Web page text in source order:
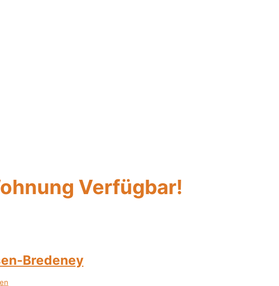
Verfügbar!
Bredeney